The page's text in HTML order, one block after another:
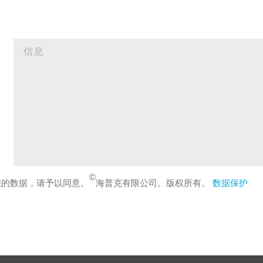
数据，请予以同意。
©
海普克有限公司。版权所有。 数据保护